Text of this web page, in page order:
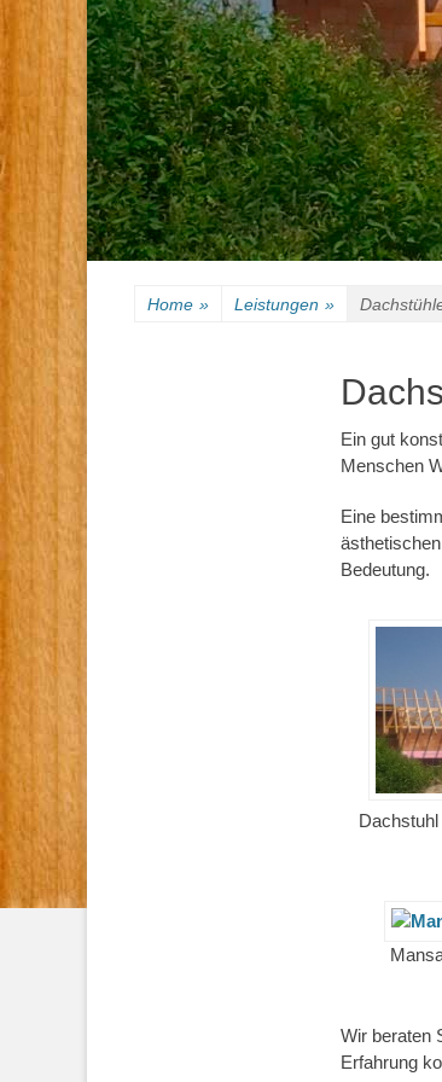
Home » Leistungen »
Ein gut
Menschen
Eine
Bedeutung.
Wir beraten
Erfahrung